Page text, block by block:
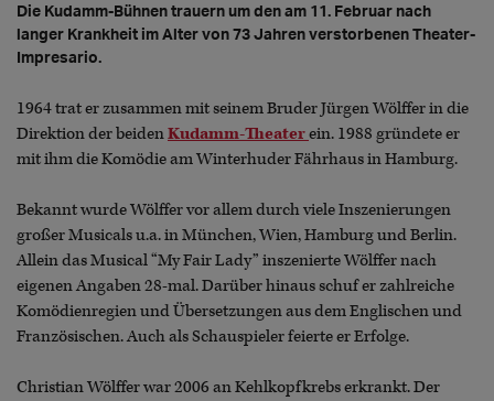
Die Kudamm-Bühnen trauern um den am 11. Februar nach
langer Krankheit im Alter von 73 Jahren verstorbenen Theater-
Impresario.
1964 trat er zusammen mit seinem Bruder Jürgen Wölffer in die
Direktion der beidenKudamm-Theaterein. 1988 gründete er
mit ihm die Komödie am Winterhuder Fährhaus in Hamburg.
Bekannt wurde Wölffer vor allem durch viele Inszenierungen
großer Musicals u.a. in München, Wien, Hamburg und Berlin.
Allein das Musical “My Fair Lady” inszenierte Wölffer nach
eigenen Angaben 28-mal. Darüber hinaus schuf er zahlreiche
Komödienregien und Übersetzungen aus dem Englischen und
Französischen. Auch als Schauspieler feierte er Erfolge.
Christian Wölffer war 2006 an Kehlkopfkrebs erkrankt. Der